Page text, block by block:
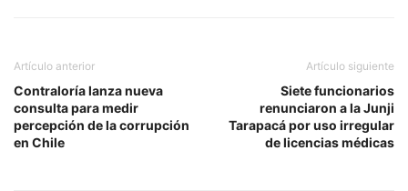
Artículo anterior
Contraloría lanza nueva
consulta para medir
percepción de la corrupción
en Chile
Artículo siguiente
Siete funcionarios
renunciaron a la Junji
Tarapacá por uso irregular
de licencias médicas